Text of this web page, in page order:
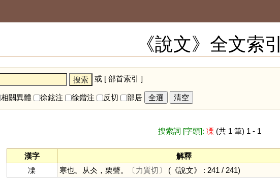
《說文》全文索引
或 [ 部首索引 ]
相關異體 徐鉉注 徐鍇注 反切 部居 全選 清空
搜索詞 [字頭]: 凓(共 1 筆) 1 - 1
漢字 解釋
凓
寒也。从仌，栗聲。 〔力質切〕 (《說文》 : 241 / 241)